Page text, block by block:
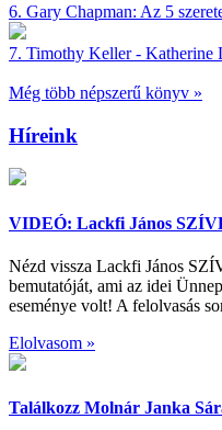
6. Gary Chapman: Az 5
7. Timothy Keller - Katherine
Még több népszerű könyv »
Híreink
VIDEÓ: Lackfi János
Nézd vissza Lackfi János
bemutatóját, ami az idei
eseménye volt! A felolvasás
Elolvasom »
Találkozz Molnár Janka